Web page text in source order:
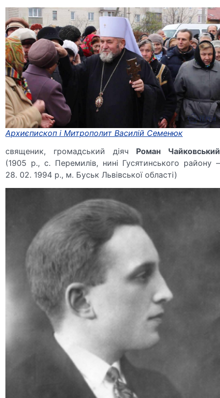
Архиєпископ і Митрополит Василій Семенюк
священик, громадський діяч Роман Чайковський
(1905 р., с. Перемилів, нині Гусятинського району –
28. 02. 1994 р., м. Буськ Львівської області)